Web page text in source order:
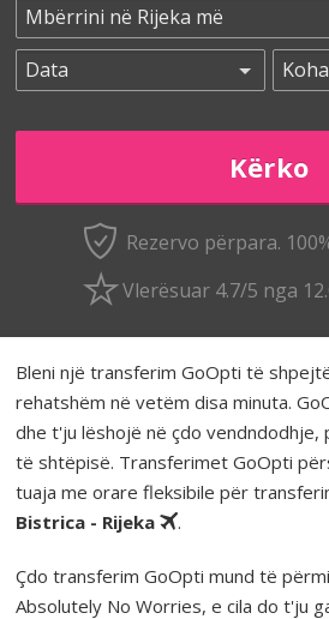
Rezervo përpara.
Vlerësuar 4.7/5 nga
Bleni një transferim GoOpti të
rehatshëm në vetëm disa minuta.
dhe t'ju lëshojë në çdo
të shtëpisë. Transferimet GoOpti
tuaja me orare fleksibile për
Bistrica - Rijeka
.
Çdo transferim GoOpti mund të
Absolutely No Worries, e cila do t'ju